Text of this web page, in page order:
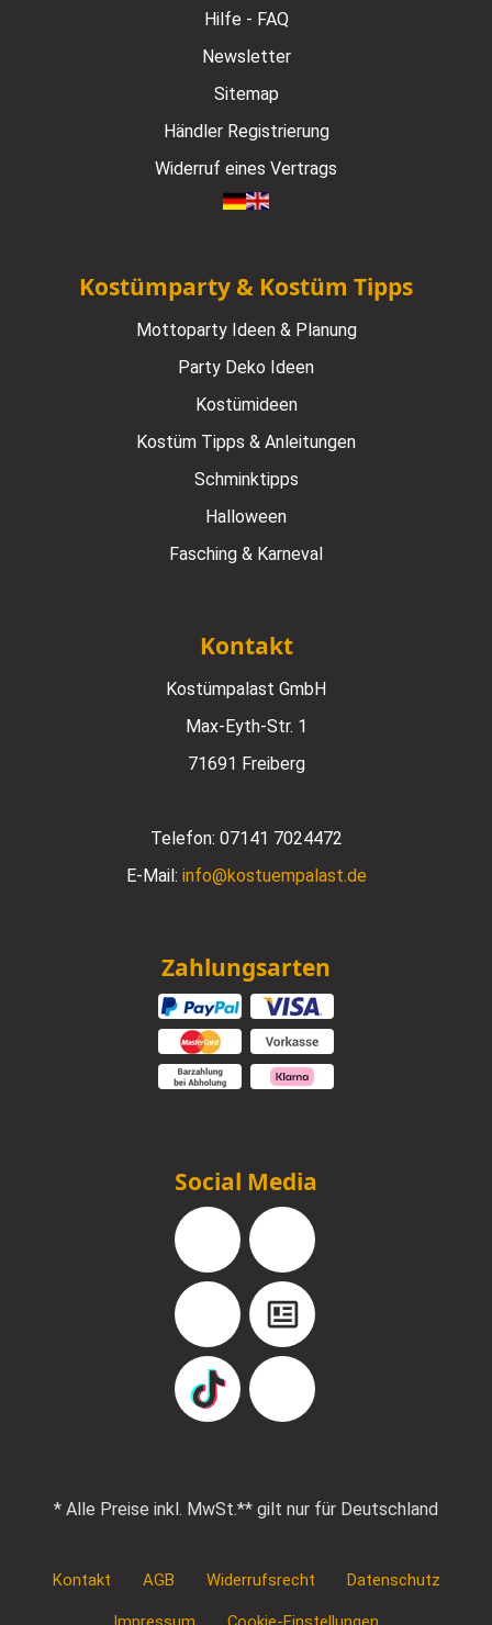
Hilfe - FAQ
Newsletter
Sitemap
Händler Registrierung
Widerruf eines Vertrags
Kostümparty & Kostüm Tipps
Mottoparty Ideen & Planung
Party Deko Ideen
Kostümideen
Kostüm Tipps & Anleitungen
Schminktipps
Halloween
Fasching & Karneval
Kontakt
Kostümpalast GmbH
Max-Eyth-Str. 1
71691 Freiberg
Telefon: 07141 7024472
E-Mail: info@kostuempalast.de
Zahlungsarten
Social Media
Facebook Instagram
YouTube Blog
TikTok Pinterest
* Alle Preise inkl. MwSt.** gilt nur für Deutschland
Kontakt AGB Widerrufsrecht Datenschutz